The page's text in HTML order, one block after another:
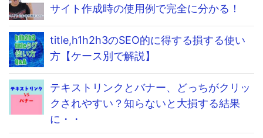
サイト作成時の使用例で完全に分かる！
title,h1h2h3のSEO的に得する損する使い
方【ケース別で解説】
テキストリンクとバナー、どっちがクリッ
クされやすい？知らないと大損する結果
に・・